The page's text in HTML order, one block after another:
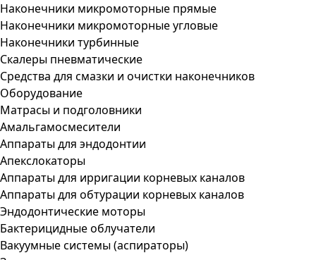
Наконечники микромоторные прямые
Наконечники микромоторные угловые
Наконечники турбинные
Скалеры пневматические
Средства для смазки и очистки наконечников
Оборудование
Матрасы и подголовники
Амальгамосмесители
Аппараты для эндодонтии
Апекслокаторы
Аппараты для ирригации корневых каналов
Аппараты для обтурации корневых каналов
Эндодонтические моторы
Бактерицидные облучатели
Вакуумные системы (аспираторы)